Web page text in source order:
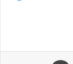
مشاركة عبر البريد